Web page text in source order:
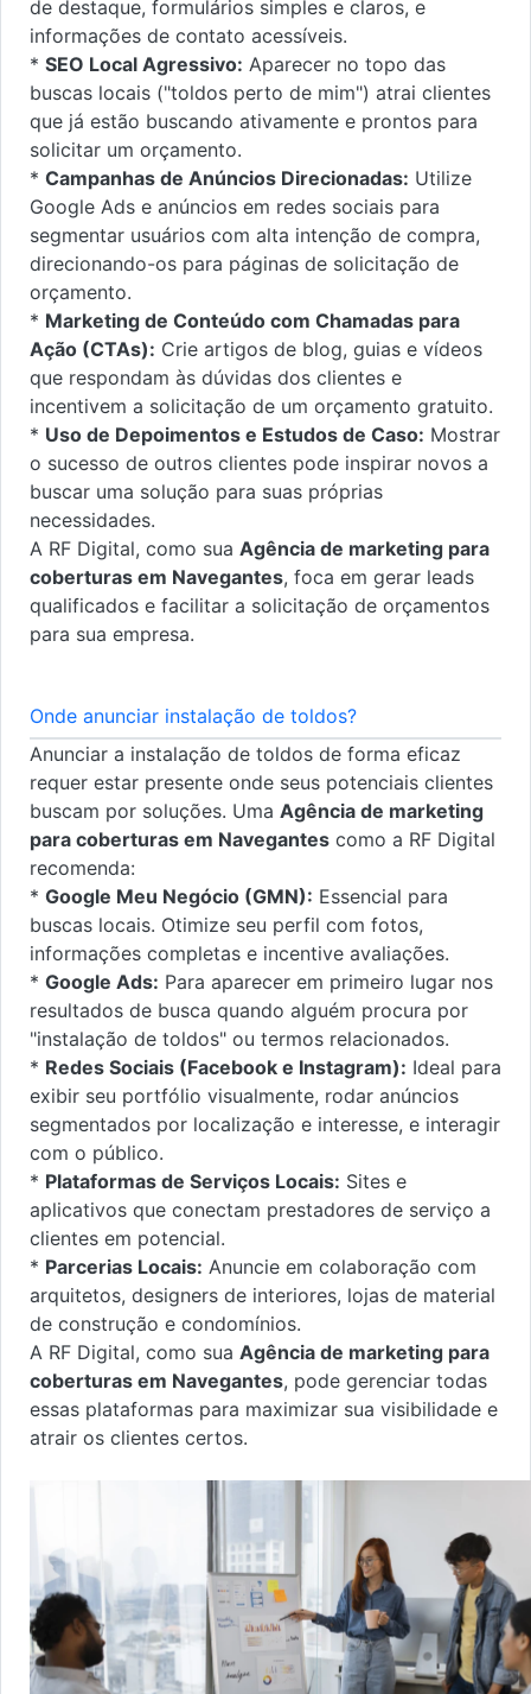
de destaque, formulários simples e claros, e
informações de contato acessíveis.
* SEO Local Agressivo: Aparecer no topo das
buscas locais ("toldos perto de mim") atrai clientes
que já estão buscando ativamente e prontos para
solicitar um orçamento.
* Campanhas de Anúncios Direcionadas: Utilize
Google Ads e anúncios em redes sociais para
segmentar usuários com alta intenção de compra,
direcionando-os para páginas de solicitação de
orçamento.
* Marketing de Conteúdo com Chamadas para
Ação (CTAs): Crie artigos de blog, guias e vídeos
que respondam às dúvidas dos clientes e
incentivem a solicitação de um orçamento gratuito.
* Uso de Depoimentos e Estudos de Caso: Mostrar
o sucesso de outros clientes pode inspirar novos a
buscar uma solução para suas próprias
necessidades.
A RF Digital, como sua Agência de marketing para
coberturas em Navegantes, foca em gerar leads
qualificados e facilitar a solicitação de orçamentos
para sua empresa.
Onde anunciar instalação de toldos?
Anunciar a instalação de toldos de forma eficaz
requer estar presente onde seus potenciais clientes
buscam por soluções. Uma Agência de marketing
para coberturas em Navegantes como a RF Digital
recomenda:
* Google Meu Negócio (GMN): Essencial para
buscas locais. Otimize seu perfil com fotos,
informações completas e incentive avaliações.
* Google Ads: Para aparecer em primeiro lugar nos
resultados de busca quando alguém procura por
"instalação de toldos" ou termos relacionados.
* Redes Sociais (Facebook e Instagram): Ideal para
exibir seu portfólio visualmente, rodar anúncios
segmentados por localização e interesse, e interagir
com o público.
* Plataformas de Serviços Locais: Sites e
aplicativos que conectam prestadores de serviço a
clientes em potencial.
* Parcerias Locais: Anuncie em colaboração com
arquitetos, designers de interiores, lojas de material
de construção e condomínios.
A RF Digital, como sua Agência de marketing para
coberturas em Navegantes, pode gerenciar todas
essas plataformas para maximizar sua visibilidade e
atrair os clientes certos.